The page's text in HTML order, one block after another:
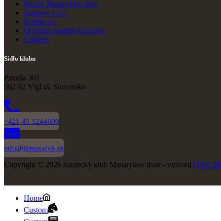
Rezort Masarykov dvor
Agrosev s.r.o.
Koliba a.s.
Ochrana osobných údajov
Cookies
Sídlo klubu
Pstruša 361
962 02 Vígľaš, Slovensko
+421 45 5244600
info@jkmasaryk.sk
Copyright © 2026 Jazdecký klub Masarykov dvor - vytvoril
Home
Custom